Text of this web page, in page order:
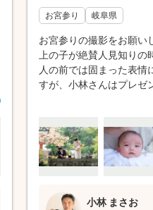
お宮参り 岐阜県
お宮参りの撮影をお願い
上の子が絶賛人見知りの
人の前では固まった表情
すが、小林さんはプレゼ
いました。撮影中はヒッ
の荷物を置く用のバッグ
ださるなど、細やかな気
敵で感動でした。もち
小林 まさお